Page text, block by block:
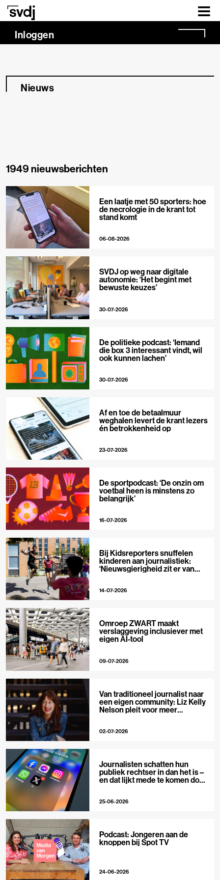
Naar hoofdinhoud
Inloggen
Nieuws
1949 nieuwsberichten
Een laatje met 50 sporters: hoe
de necrologie in de krant tot
stand komt
06-08-2026
SVDJ op weg naar digitale
autonomie: ‘Het begint met
bewuste keuzes’
30-07-2026
De politieke podcast: ‘Iemand
die box 3 interessant vindt, wil
ook kunnen lachen’
30-07-2026
Af en toe de betaalmuur
weghalen levert de krant lezers
én betrokkenheid op
23-07-2026
De sportpodcast: ‘De onzin om
voetbal heen is minstens zo
belangrijk’
16-07-2026
Bij Kidsreporters snuffelen
kinderen aan journalistiek:
‘Nieuwsgierigheid zit er van
14-07-2026
Omroep ZWART maakt
verslaggeving inclusiever met
eigen AI-tool
09-07-2026
Van traditioneel journalist naar
een eigen community: Liz Kelly
Nelson pleit voor meer
02-07-2026
Journalisten schatten hun
publiek rechtser in dan het is –
en dat lijkt mede te komen door
25-06-2026
Podcast: Jongeren aan de
knoppen bij Spot TV
24-06-2026